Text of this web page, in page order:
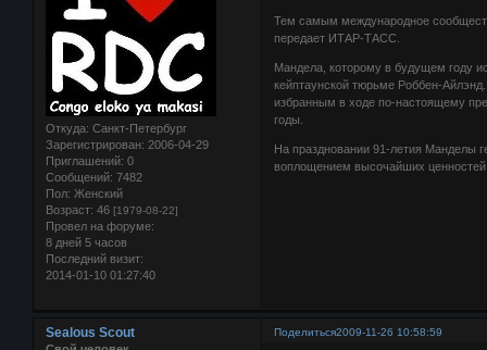
Откуда: Санкт-Петербург
Зарегистрирован: 2006-04-29
Приглашений: 0
Сообщений: 7482
Пол: Женский
Возраст: 46 [1979-08-22]
Провел на форуме:
8 дней 5 часов
Последний визит:
2014-01-10 01:27:40
Тем самым международное
передает ИТАР-ТАСС.
Мандела, которому в будущем году
кейптаунской тюрьме Роббен-
избранным в ходе по-настоящему
годы.
На праздновании 91-летия Манделы
воплощением высочайших
Поделиться2009-11-26 10:58:59
Sealous Scout